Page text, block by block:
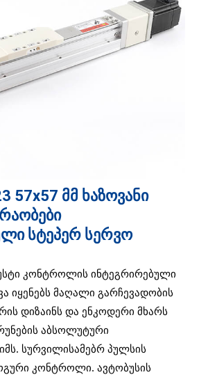
57x57 მმ ხაზოვანი
სტეპერ სერვო
კონტროლის ინტეგრირებული
იყენებს მაღალი გარჩევადობის
დიზაინს და ენკოდერი მხარს
აბსოლუტური
სურვილისამებრ პულსის
კონტროლი. ავტობუსის